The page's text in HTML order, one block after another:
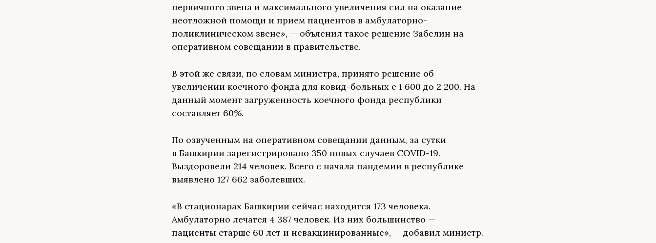
первичного звена и максимального увеличения сил на оказание
неотложной помощи и прием пациентов в амбулаторно-
поликлиническом звене», — объяснил такое решение Забелин на
оперативном совещании в правительстве.
В этой же связи, по словам министра, принято решение об
увеличении коечного фонда для ковид-больных с 1 600 до 2 200. На
данный момент загруженность коечного фонда республики
составляет 60%.
По озвученным на оперативном совещании данным, за сутки
в Башкирии зарегистрировано 350 новых случаев COVID-19.
Выздоровели 214 человек. Всего с начала пандемии в республике
выявлено 127 662 заболевших.
«В стационарах Башкирии сейчас находится 173 человека.
Амбулаторно лечатся 4 387 человек. Из них большинство —
пациенты старше 60 лет и невакцинированные», — добавил министр.